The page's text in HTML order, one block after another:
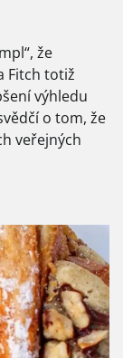
že
Fitch totiž
výhledu
o tom, že
veřejných